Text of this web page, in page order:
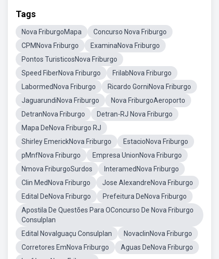
Tags
Nova FriburgoMapa
Concurso Nova Friburgo
CPMNova Friburgo
ExaminaNova Friburgo
Pontos TuristicosNova Friburgo
Speed FiberNova Friburgo
FrilabNova Friburgo
LabormedNova Friburgo
Ricardo GorniNova Friburgo
JaguarundiNova Friburgo
Nova FriburgoAeroporto
DetranNova Friburgo
Detran-RJ Nova Friburgo
Mapa DeNova Friburgo RJ
Shirley EmerickNova Friburgo
EstacioNova Friburgo
pMnfNova Friburgo
Empresa UnionNova Friburgo
Nmova FriburgoSurdos
InteramedNova Friburgo
Clin MedNova Friburgo
Jose AlexandreNova Friburgo
Edital DeNova Friburgo
Prefeitura DeNova Friburgo
Apostila De Questões Para OConcurso De Nova Friburgo
Consulplan
Edital NovaIguaçu Consulplan
NovaclinNova Friburgo
Corretores EmNova Friburgo
Aguas DeNova Friburgo